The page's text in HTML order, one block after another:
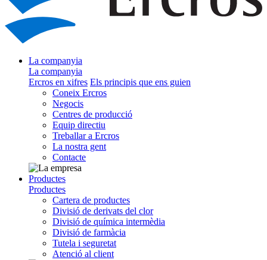
La companyia
La companyia
Ercros en xifres Els principis que ens guien
Coneix Ercros
Negocis
Centres de producció
Equip directiu
Treballar a Ercros
La nostra gent
Contacte
Productes
Productes
Cartera de productes
Divisió de derivats del clor
Divisió de química intermèdia
Divisió de farmàcia
Tutela i seguretat
Atenció al client